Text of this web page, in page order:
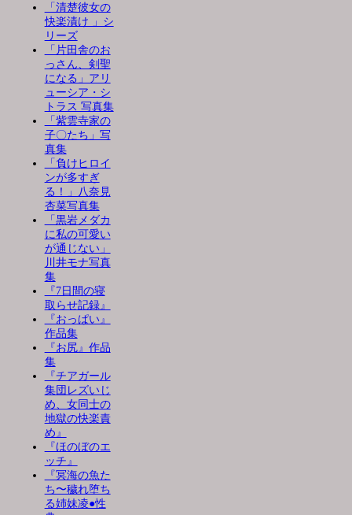
「清楚彼女の
快楽漬け 」シ
リーズ
「片田舎のお
っさん、剣聖
になる」アリ
ューシア・シ
トラス 写真集
「紫雲寺家の
子〇たち」写
真集
「負けヒロイ
ンが多すぎ
る！」八奈見
杏菜写真集
「黒岩メダカ
に私の可愛い
が通じない」
川井モナ写真
集
『7日間の寝
取らせ記録』
『おっぱい』
作品集
『お尻』作品
集
『チアガール
集団レズいじ
め、女同士の
地獄の快楽責
め』
『ほのぼのエ
ッチ』
『冥海の魚た
ち〜穢れ堕ち
る姉妹凌●性